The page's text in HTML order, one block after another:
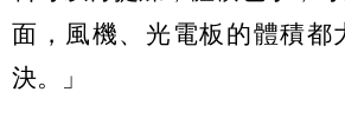
面，風機、光電板的體積都
決。」